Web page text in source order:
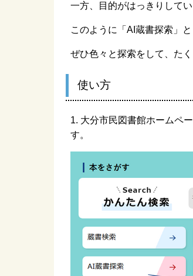
一方、目的がはっきりして
このように「AI蔵書探索」
ぜひ色々と探索をして、た
使い方
1. 大分市民図書館ホームペ
す。